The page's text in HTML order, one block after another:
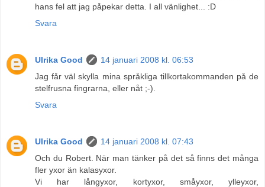
hans fel att jag påpekar detta. I all vänlighet... :D
Svara
Ulrika Good
14 januari 2008 kl. 06:53
Jag får väl skylla mina språkliga tillkortakommanden på de
stelfrusna fingrarna, eller nåt ;-).
Svara
Ulrika Good
14 januari 2008 kl. 07:43
Och du Robert. När man tänker på det så finns det många
fler yxor än kalasyxor.
Vi har långyxor, kortyxor, småyxor, ylleyxor,